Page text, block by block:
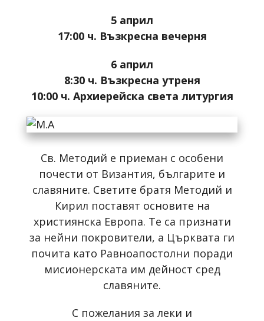
5 април
17:00 ч. Възкресна вечерня
6 април
8:30 ч. Възкресна утреня
10:00 ч. Архиерейска света литургия
Св. Методий е приеман с особени
почести от Византия, българите и
славяните. Светите братя Методий и
Кирил поставят основите на
християнска Европа. Те са признати
за нейни покровители, а Църквата ги
почита като Равноапостолни поради
мисионерската им дейност сред
славяните.
С пожелания за леки и